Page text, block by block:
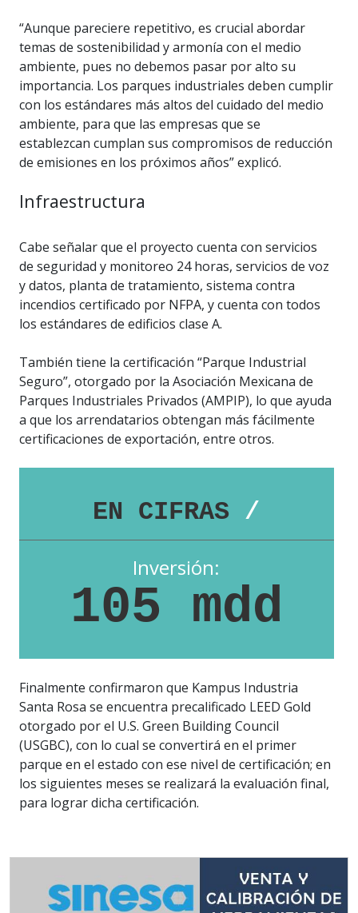
“Aunque pareciere repetitivo, es crucial abordar
temas de sostenibilidad y armonía con el medio
ambiente, pues no debemos pasar por alto su
importancia. Los parques industriales deben cumplir
con los estándares más altos del cuidado del medio
ambiente, para que las empresas que se
establezcan cumplan sus compromisos de reducción
de emisiones en los próximos años” explicó.
Infraestructura
Cabe señalar que el proyecto cuenta con servicios
de seguridad y monitoreo 24 horas, servicios de voz
y datos, planta de tratamiento, sistema contra
incendios certificado por NFPA, y cuenta con todos
los estándares de edificios clase A.
También tiene la certificación “Parque Industrial
Seguro”, otorgado por la Asociación Mexicana de
Parques Industriales Privados (AMPIP), lo que ayuda
a que los arrendatarios obtengan más fácilmente
certificaciones de exportación, entre otros.
EN CIFRAS /
Inversión:
105 mdd
Finalmente confirmaron que Kampus Industria
Santa Rosa se encuentra precalificado LEED Gold
otorgado por el U.S. Green Building Council
(USGBC), con lo cual se convertirá en el primer
parque en el estado con ese nivel de certificación; en
los siguientes meses se realizará la evaluación final,
para lograr dicha certificación.